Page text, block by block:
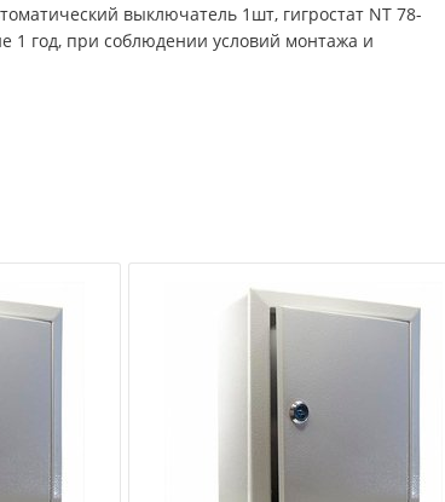
выключатель 1шт, гигростат NT 78-
1 год, при соблюдении условий монтажа и